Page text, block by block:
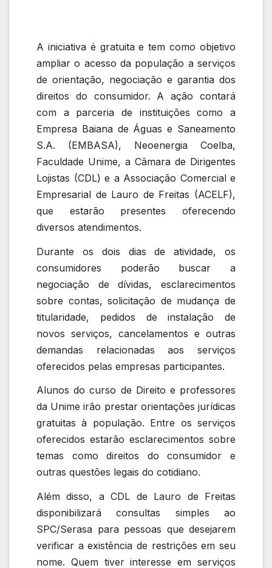
A iniciativa é gratuita e tem como objetivo
ampliar o acesso da população a serviços
de orientação, negociação e garantia dos
direitos do consumidor. A ação contará
com a parceria de instituições como a
Empresa Baiana de Águas e Saneamento
S.A. (EMBASA), Neoenergia Coelba,
Faculdade Unime, a Câmara de Dirigentes
Lojistas (CDL) e a Associação Comercial e
Empresarial de Lauro de Freitas (ACELF),
que estarão presentes oferecendo
diversos atendimentos.
Durante os dois dias de atividade, os
consumidores poderão buscar a
negociação de dívidas, esclarecimentos
sobre contas, solicitação de mudança de
titularidade, pedidos de instalação de
novos serviços, cancelamentos e outras
demandas relacionadas aos serviços
oferecidos pelas empresas participantes.
Alunos do curso de Direito e professores
da Unime irão prestar orientações jurídicas
gratuitas à população. Entre os serviços
oferecidos estarão esclarecimentos sobre
temas como direitos do consumidor e
outras questões legais do cotidiano.
Além disso, a CDL de Lauro de Freitas
disponibilizará consultas simples ao
SPC/Serasa para pessoas que desejarem
verificar a existência de restrições em seu
nome. Quem tiver interesse em serviços